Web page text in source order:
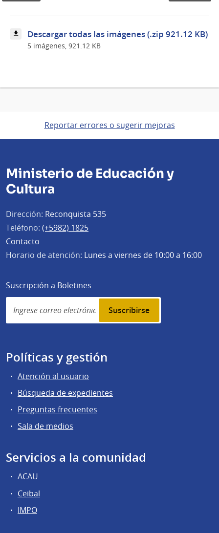
del
Sodre
Descargar todas las imágenes (.zip 921.12 KB)
5 imágenes, 921.12 KB
Reportar errores o sugerir mejoras
Ministerio de Educación y
Cultura
Dirección: Reconquista 535
Teléfono: (+5982) 1825
Contacto
Horario de atención: Lunes a viernes de 10:00 a 16:00
Suscripción a Boletines
Simplenews
subscription
Políticas y gestión
Atención al usuario
Búsqueda de expedientes
Preguntas frecuentes
Sala de medios
Servicios a la comunidad
ACAU
Ceibal
IMPO